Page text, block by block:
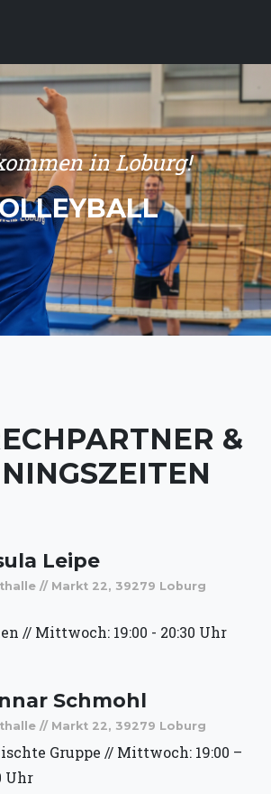
in Loburg!
&
Leipe
// Markt 22, 39279 Loburg
// Mittwoch: 19:00 - 20:30 Uhr
Schmohl
// Markt 22, 39279 Loburg
Gruppe // Mittwoch: 19:00 –
Uhr